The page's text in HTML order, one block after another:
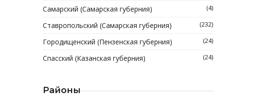
Самарский (Самарская губерния) (4)
Ставропольский (Самарская губерния) (232)
Городищенский (Пензенская губерния) (24)
Спасский (Казанская губерния) (24)
Районы